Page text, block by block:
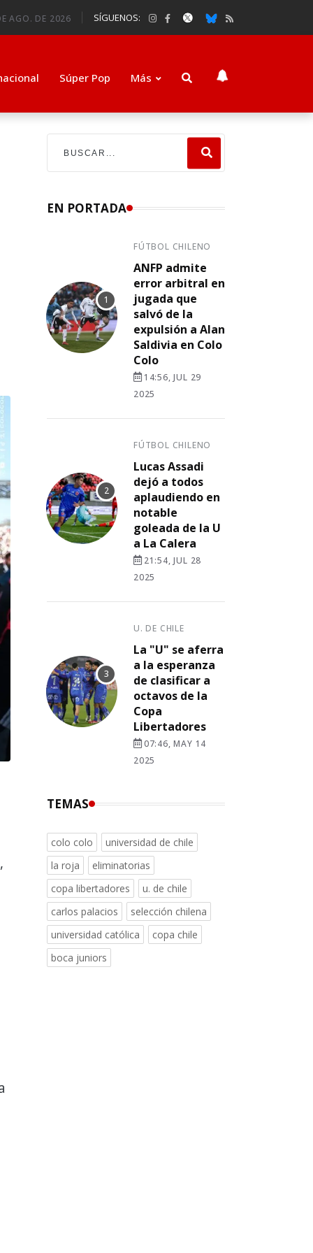
AGO. DE 2026 SÍGUENOS:
Súper Pop Más
EN PORTADA
FÚTBOL CHILENO
ANFP admite
error arbitral en
jugada que
salvó de la
expulsión a Alan
Saldivia en Colo
Colo
14:56, JUL 29
2025
FÚTBOL CHILENO
Lucas Assadi
dejó a todos
aplaudiendo en
notable
goleada de la U
a La Calera
21:54, JUL 28
2025
U. DE CHILE
La "U" se aferra
a la esperanza
de clasificar a
octavos de la
Copa
Libertadores
07:46, MAY 14
2025
TEMAS
colo colo
universidad de chile
la roja
eliminatorias
copa libertadores
u. de chile
carlos palacios
selección chilena
universidad católica
copa chile
boca juniors